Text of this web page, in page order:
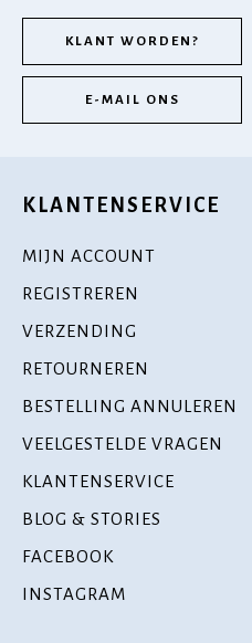
KLANT WORDEN?
E-MAIL ONS
KLANTENSERVICE
MIJN ACCOUNT
REGISTREREN
VERZENDING
RETOURNEREN
BESTELLING ANNULEREN
VEELGESTELDE VRAGEN
KLANTENSERVICE
BLOG & STORIES
FACEBOOK
INSTAGRAM